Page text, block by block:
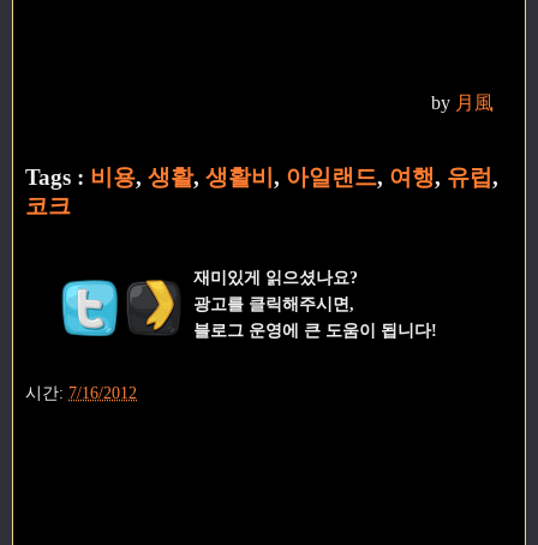
by 月風
Tags : 비용, 생활, 생활비 , 아일랜드, 여행, 유럽,
코크
재미있게 읽으셨나요?
광고를 클릭해주시면,
블로그 운영에 큰 도움이 됩니다!
시간: 7/16/2012